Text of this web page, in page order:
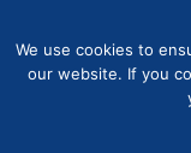
We use cookies to
our website. If you